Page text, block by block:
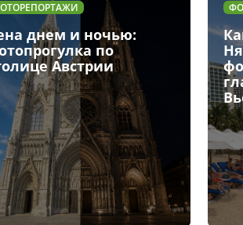
и ночью:
по
Как
Нячанге: